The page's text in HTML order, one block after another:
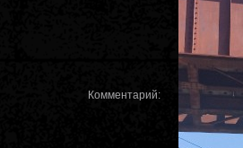
Комментарий: